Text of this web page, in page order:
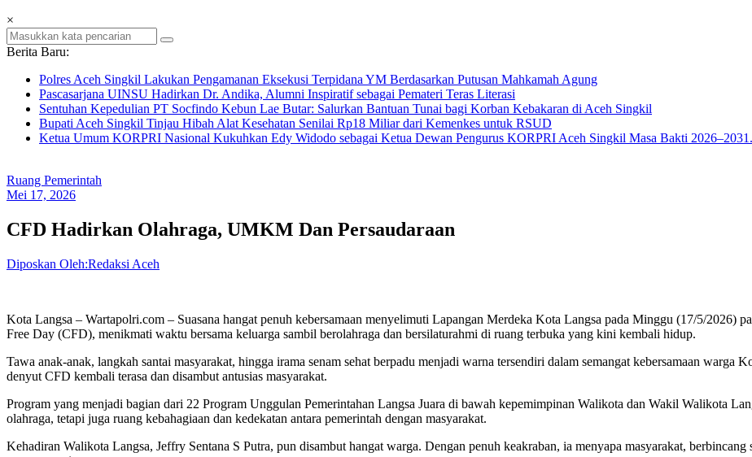
×
Berita Baru:
Polres Aceh Singkil Lakukan Pengamanan Eksekusi Terpidana YM Berdasarkan Putusan Mahkamah Agung
Pascasarjana UINSU Hadirkan Dr. Andika, Alumni Inspiratif sebagai Pemateri Teras Literasi
Sentuhan Kepedulian PT Socfindo Kebun Lae Butar: Salurkan Bantuan Tunai bagi Korban Kebakaran di Aceh Singkil
Bupati Aceh Singkil Tinjau Hibah Alat Kesehatan Senilai Rp18 Miliar dari Kemenkes untuk RSUD
Ketua Umum KORPRI Nasional Kukuhkan Edy Widodo sebagai Ketua Dewan Pengurus KORPRI Aceh Singkil Masa Bakti 2026–2031.
Ruang Pemerintah
Mei 17, 2026
CFD Hadirkan Olahraga, UMKM Dan Persaudaraan
Diposkan Oleh:Redaksi Aceh
Kota Langsa – Wartapolri.com – Suasana hangat penuh kebersamaan menyelimuti Lapangan Merdeka Kota Langsa pada Minggu (17/5/2026)
Free Day (CFD), menikmati waktu bersama keluarga sambil berolahraga dan bersilaturahmi di ruang terbuka yang kini kembali hidup.
Tawa anak-anak, langkah santai masyarakat, hingga irama senam sehat berpadu menjadi warna tersendiri dalam semangat kebersamaan warga
denyut CFD kembali terasa dan disambut antusias masyarakat.
Program yang menjadi bagian dari 22 Program Unggulan Pemerintahan Langsa Juara di bawah kepemimpinan Walikota dan Wakil Walikota
olahraga, tetapi juga ruang kebahagiaan dan kedekatan antara pemerintah dengan masyarakat.
Kehadiran Walikota Langsa, Jeffry Sentana S Putra, pun disambut hangat warga. Dengan penuh keakraban, ia menyapa masyarakat,